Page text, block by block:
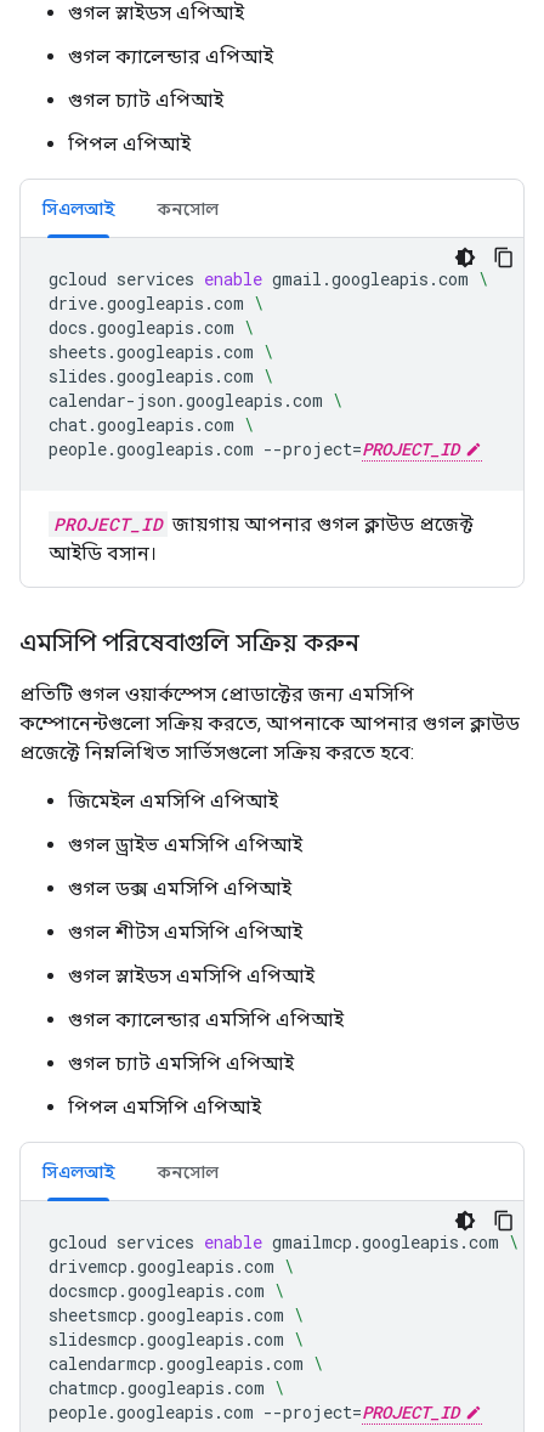
গুগল স্লাইডস এপিআই
গুগল ক্যালেন্ডার এপিআই
গুগল চ্যাট এপিআই
পিপল এপিআই
সিএলআই কনসোল
gcloud services enable gmail.googleapis.com \
drive.googleapis.com \
docs.googleapis.com \
sheets.googleapis.com \
slides.googleapis.com \
calendar-json.googleapis.com \
chat.googleapis.com \
people.googleapis.com --project=PROJECT_ID
PROJECT_ID জায়গায় আপনার গুগল ক্লাউড প্রজেক্ট
আইডি বসান।
এমসিপি পরিষেবাগুলি সক্রিয় করুন
প্রতিটি গুগল ওয়ার্কস্পেস প্রোডাক্টের জন্য এমসিপি
কম্পোনেন্টগুলো সক্রিয় করতে, আপনাকে আপনার গুগল ক্লাউড
প্রজেক্টে নিম্নলিখিত সার্ভিসগুলো সক্রিয় করতে হবে:
জিমেইল এমসিপি এপিআই
গুগল ড্রাইভ এমসিপি এপিআই
গুগল ডক্স এমসিপি এপিআই
গুগল শীটস এমসিপি এপিআই
গুগল স্লাইডস এমসিপি এপিআই
গুগল ক্যালেন্ডার এমসিপি এপিআই
গুগল চ্যাট এমসিপি এপিআই
পিপল এমসিপি এপিআই
সিএলআই কনসোল
gcloud services enable gmailmcp.googleapis.com \
drivemcp.googleapis.com \
docsmcp.googleapis.com \
sheetsmcp.googleapis.com \
slidesmcp.googleapis.com \
calendarmcp.googleapis.com \
chatmcp.googleapis.com \
people.googleapis.com --project=PROJECT_ID